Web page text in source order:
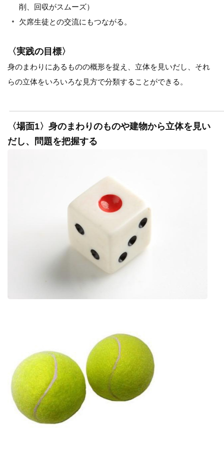
削、回収がスムーズ）
欠席生徒との交流にもつながる。
〈実践の目標〉
身のまわりにあるものの概形を捉え、立体を見いだし、それ
らの立体をいろいろな見方で分類することができる。
〈場面1〉身のまわりのものや建物から立体を見い
だし、問題を把握する